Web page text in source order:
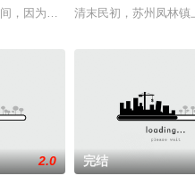
手起家，辛辛苦苦
，因为惹上洋人的人命官司，大清
清末民初，苏州凤林镇
2.0 完结